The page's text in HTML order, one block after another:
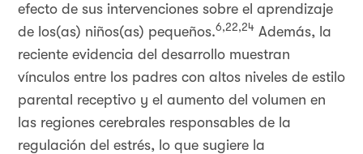
efecto de sus intervenciones sobre el aprendizaje
de los(as) niños(as) pequeños.6,22,24 Además, la
reciente evidencia del desarrollo muestran
vínculos entre los padres con altos niveles de estilo
parental receptivo y el aumento del volumen en
las regiones cerebrales responsables de la
regulación del estrés, lo que sugiere la